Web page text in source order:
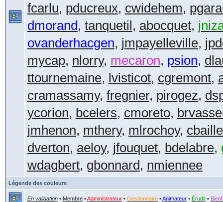
fcarlu, pducreux, cwidehem,
dmorand, tanquetil, abocquet,
ovanderhacgen, jmpayelleville,
mycap, nlorry, mecaron, psion,
ttournemaine, lvisticot, cgremont,
cramassamy, fregnier, pirogez,
ycorion, bcelers, cmoreto,
jmhenon, mthery, mlrochoy,
dverton, aeloy, jfouquet, bdelabre,
wdagbert, gbonnard, nmiennee
Légende des couleurs
En validation• Membre•Administrateur• Gestionnaire•Animateur• Érudit•